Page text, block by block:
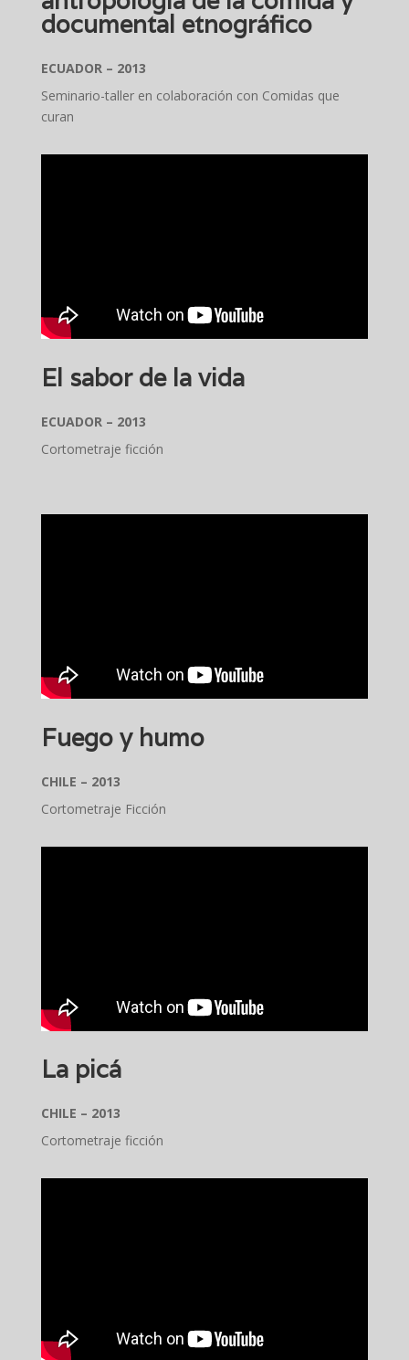
documental etnográfico
ECUADOR – 2013
Seminario-taller en colaboración con Comidas que
curan
El sabor de la vida
ECUADOR – 2013
Cortometraje ficción
Fuego y humo
CHILE – 2013
Cortometraje Ficción
La picá
CHILE – 2013
Cortometraje ficción